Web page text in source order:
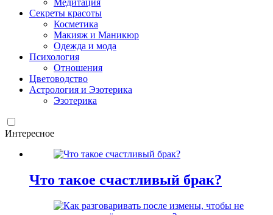
Медитация
Секреты красоты
Косметика
Макияж и Маникюр
Одежда и мода
Психология
Отношения
Цветоводство
Астрология и Эзотерика
Эзотерика
Интересное
Что такое счастливый брак?